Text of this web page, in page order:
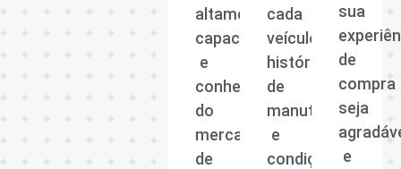
altamente
capacitada
e
conhecedora
do
mercado
de
cada
veículo,
histórico
de
manutenção
e
condições
sua
de
compra
seja
e